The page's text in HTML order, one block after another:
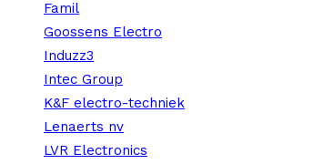
Famil
Goossens Electro
Induzz3
Intec Group
K&F electro-techniek
Lenaerts nv
LVR Electronics